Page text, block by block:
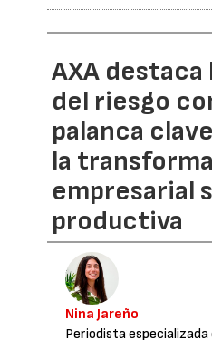
AXA
del riesgo
palanca
la
empresarial
productiva
Nina Jareño
Periodista